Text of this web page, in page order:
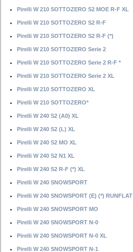
Pirelli W 210 SOTTOZERO S2 MOE R-F XL
Pirelli W 210 SOTTOZERO S2 R-F
Pirelli W 210 SOTTOZERO S2 R-F (*)
Pirelli W 210 SOTTOZERO Serie 2
Pirelli W 210 SOTTOZERO Serie 2 R-F *
Pirelli W 210 SOTTOZERO Serie 2 XL
Pirelli W 210 SOTTOZERO XL
Pirelli W 210 SOTTOZERO*
Pirelli W 240 S2 (A0) XL
Pirelli W 240 S2 (L) XL
Pirelli W 240 S2 MO XL
Pirelli W 240 S2 N1 XL
Pirelli W 240 S2 R-F (*) XL
Pirelli W 240 SNOWSPORT
Pirelli W 240 SNOWSPORT (E) (*) RUNFLAT
Pirelli W 240 SNOWSPORT MO
Pirelli W 240 SNOWSPORT N-0
Pirelli W 240 SNOWSPORT N-0 XL
Pirelli W 240 SNOWSPORT N-1